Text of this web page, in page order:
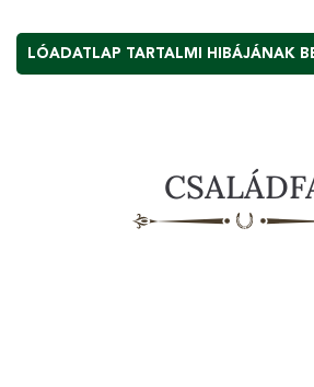
LÓADATLAP TARTALMI HIBÁJÁNAK